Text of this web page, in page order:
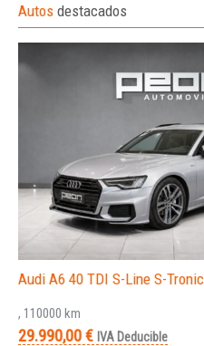
Autos destacados
Audi A6 40 TDI S-Line S-Tronic
, 110000 km
29.990,00 € IVA Deducible